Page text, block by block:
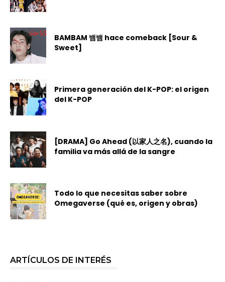
BAMBAM 뱀뱀 hace comeback [Sour &
Sweet]
Primera generación del K-POP: el origen
del K-POP
[DRAMA] Go Ahead (以家人之名), cuando la
familia va más allá de la sangre
Todo lo que necesitas saber sobre
Omegaverse (qué es, origen y obras)
ARTÍCULOS DE INTERÉS